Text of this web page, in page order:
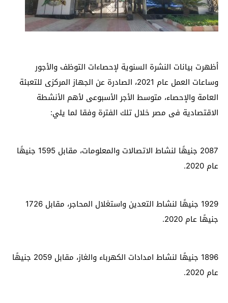
أظهرت بيانات النشرة السنوية لإحصاءات التوظف والأجور
وساعات العمل عام 2021، الصادرة عن الجهاز المركزى للتعبئة
العامة والإحصاء، متوسط الأجر الأسبوعى لأهم الأنشطة
الاقتصادية فى مصر خلال تلك الفترة وفقا لما يلي:
2087 جنيهًا لنشاط الاتصالات والمعلومات، مقابل 1595 جنيهًا
عام 2020.
1929 جنيهًا لنشاط التعدين واستغلال المحاجر، مقابل 1726
جنيهًا عام 2020.
1896 جنيهًا لنشاط امدادات الكهرباء والغاز، مقابل 2059 جنيهًا
عام 2020.